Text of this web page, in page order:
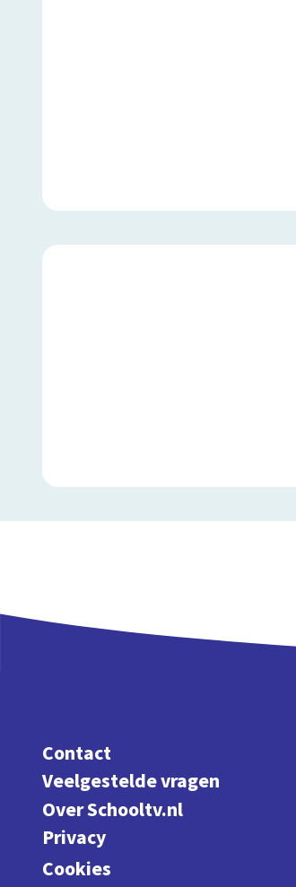
Contact
Veelgestelde vragen
Over Schooltv.nl
Privacy
Cookies